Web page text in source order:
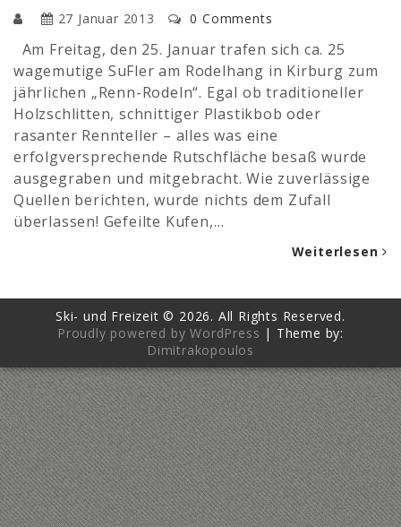
27 Januar 2013 0 Comments
Am Freitag, den 25. Januar trafen sich ca. 25
wagemutige SuFler am Rodelhang in Kirburg zum
jährlichen „Renn-Rodeln“. Egal ob traditioneller
Holzschlitten, schnittiger Plastikbob oder
rasanter Rennteller – alles was eine
erfolgversprechende Rutschfläche besaß wurde
ausgegraben und mitgebracht. Wie zuverlässige
Quellen berichten, wurde nichts dem Zufall
überlassen! Gefeilte Kufen,…
Weiterlesen
Ski- und Freizeit © 2026. All Rights Reserved.
Proudly powered by WordPress | Theme by:
Dimitrakopoulos